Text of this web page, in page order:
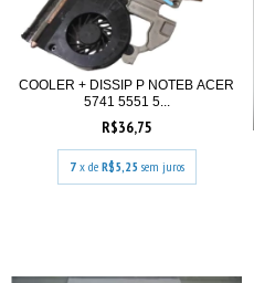
COOLER + DISSIP P NOTEB ACER
5741 5551 5...
R$36,75
7 x de R$5,25 sem juros